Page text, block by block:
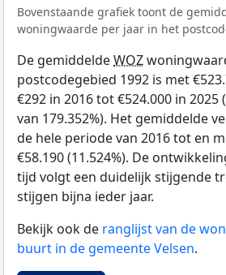
Bovenstaande grafiek toont de
woningwaarde per jaar in het
De gemiddeldeWOZ
postcodegebied 1992 is met
€292 in 2016 tot €524.000 in
van 179.352%). Het gemiddelde
de hele periode van 2016 tot en
€58.190 (11.524%). De
tijd volgt een duidelijk stijgende
stijgen bijna ieder jaar.
Bekijk ook de ranglijst van de
buurt in de gemeente Velsen.